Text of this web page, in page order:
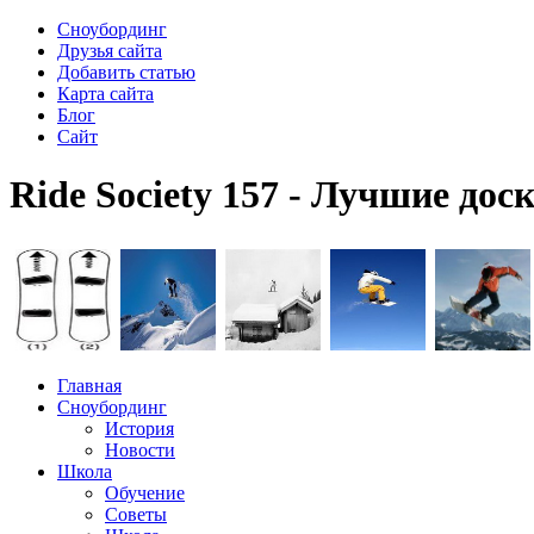
Сноубординг
Друзья сайта
Добавить статью
Карта сайта
Блог
Сайт
Ride Society 157 - Лучшие
Главная
Сноубординг
История
Новости
Школа
Обучение
Советы